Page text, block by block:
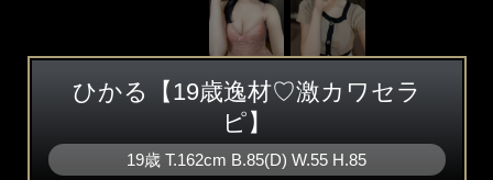
ひかる【19歳逸材♡激カワセラ
ピ】
19歳 T.162cm B.85(D) W.55 H.85